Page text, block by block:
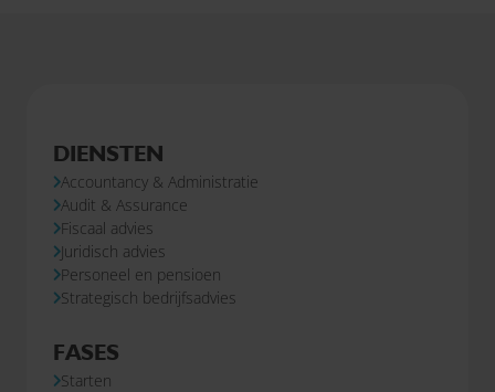
DIENSTEN
Accountancy & Administratie
Audit & Assurance
Fiscaal advies
Juridisch advies
Personeel en pensioen
Strategisch bedrijfsadvies
FASES
Starten